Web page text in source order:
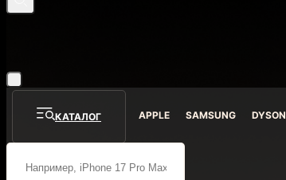
КАТАЛОГ APPLE SAMSUNG DYSON